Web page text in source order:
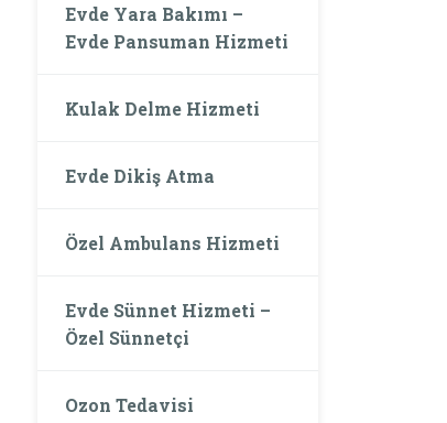
Evde Yara Bakımı –
Evde Pansuman Hizmeti
Kulak Delme Hizmeti
Evde Dikiş Atma
Özel Ambulans Hizmeti
Evde Sünnet Hizmeti –
Özel Sünnetçi
Ozon Tedavisi